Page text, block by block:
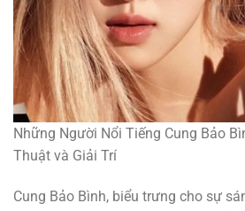
Những Người Nổi Tiếng Cung Bảo
Thuật và Giải Trí
Cung Bảo Bình, biểu trưng cho sự